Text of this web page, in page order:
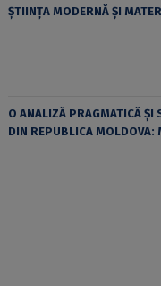
ȘTIINȚA MODERNĂ ȘI
O ANALIZĂ PRAGMATICĂ ȘI
DIN REPUBLICA MOLDOVA: